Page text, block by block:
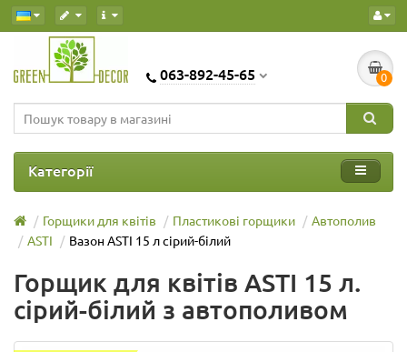
063-892-45-65 0
Категорії
Горщики для квітів Пластикові горщики
Автополив
ASTI
Вазон ASTI 15 л сірий-білий
Горщик для квітів ASTI 15 л.
сірий-білий з автополивом